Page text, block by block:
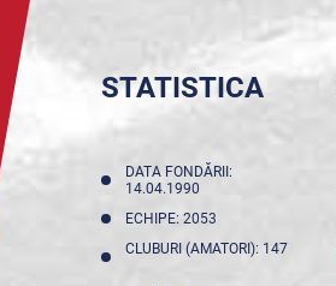
STATISTICA
DATA FONDĂRII:
14.04.1990
ECHIPE: 2053
CLUBURI (AMATORI): 147